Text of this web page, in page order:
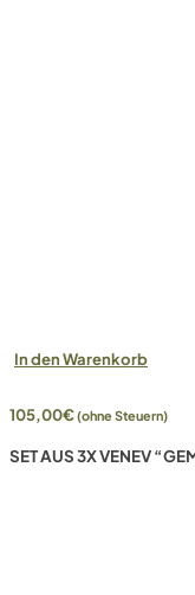
In den Warenkorb
105,00€(ohne Steuern)
SET AUS 3X VENEV